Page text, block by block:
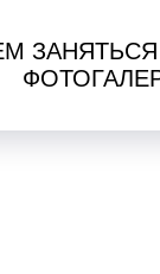
ЗАНЯТЬСЯ